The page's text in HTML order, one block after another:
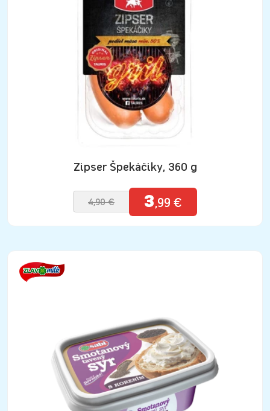
Zipser Špekáčiky, 360 g
4,90 € 3 ,99 €